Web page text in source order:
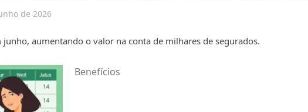
de 2026
aumentando o valor na conta de milhares de segurados.
Benefícios